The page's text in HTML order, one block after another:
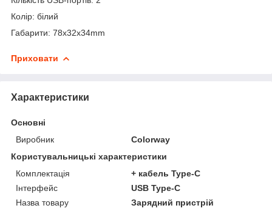
Колір: білий
Габарити: 78x32x34mm
Приховати
Характеристики
Основні
Виробник
Colorway
Користувальницькі характеристики
Комплектація
+ кабель Type-C
Інтерфейс
USB Type-C
Назва товару
Зарядний пристрій